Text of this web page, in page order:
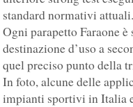
standard normativi attuali.
Ogni parapetto Faraone
destinazione d’uso a
quel preciso punto della
In foto, alcune delle
impianti sportivi in Italia